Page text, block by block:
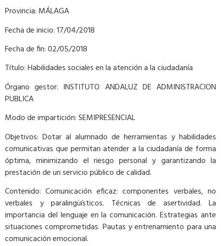
Provincia: MÁLAGA
Fecha de inicio: 17/04/2018
Fecha de fin: 02/05/2018
Título: Habilidades sociales en la atención a la ciudadanía
Órgano gestor: INSTITUTO ANDALUZ DE ADMINISTRACION
PUBLICA
Modo de impartición: SEMIPRESENCIAL
Objetivos: Dotar al alumnado de herramientas y habilidades
comunicativas que permitan atender a la ciudadanía de forma
óptima, minimizando el riesgo personal y garantizando la
prestación de un servicio público de calidad.
Contenido: Comunicación eficaz: componentes verbales, no
verbales y paralingüísticos. Técnicas de asertividad. La
importancia del lenguaje en la comunicación. Estrategias ante
situaciones comprometidas. Pautas y entrenamiento para una
comunicación emocional.